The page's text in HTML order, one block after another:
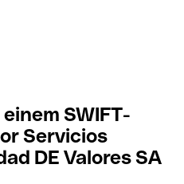
SWIFT-
Servicios
DE Valores SA